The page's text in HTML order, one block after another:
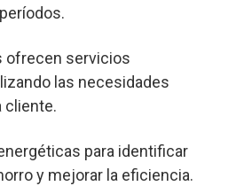
ofrecen servicios
las necesidades
cliente.
para identificar
y mejorar la eficiencia.